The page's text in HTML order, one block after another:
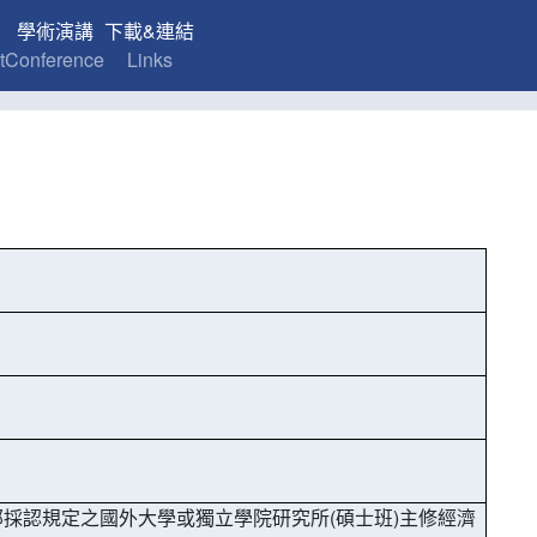
學術演講
Conference
下載&連結
Links
認規定之國外大學或獨立學院研究所(碩士班)主修經濟